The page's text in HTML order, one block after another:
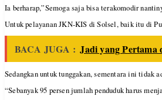
Ia berharap,”Semoga saja bisa terakomodir
Untuk pelayanan JKN-KIS di Solsel, baik itu di
BACA JUGA : Jadi yang Pertama
Sedangkan untuk tunggakan, sementara ini tidak
“Sebanyak 95 persen jumlah penduduk harus